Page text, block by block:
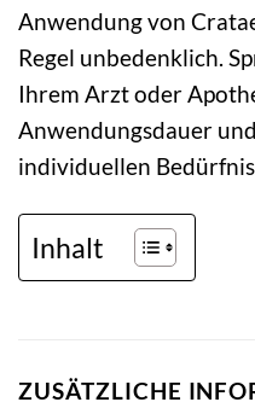
Anwendung von
Regel unbedenklich.
Ihrem Arzt oder
Anwendungsdauer
individuellen
Inhalt
ZUSÄTZLICHE